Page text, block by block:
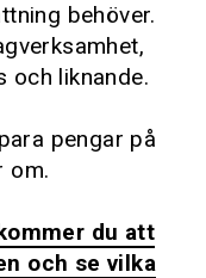
behöver.
och liknande.
pengar på
om.
du att
och se vilka